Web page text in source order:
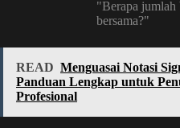
"Berapa jumlah
bersama?"
READ Menguasai Notasi
Panduan Lengkap untuk
Profesional